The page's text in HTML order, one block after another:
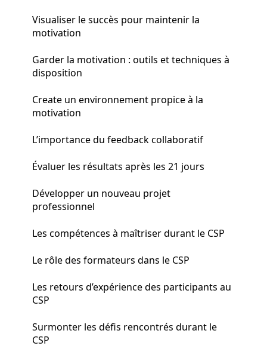
Visualiser le succès pour maintenir la
motivation
Garder la motivation : outils et techniques à
disposition
Create un environnement propice à la
motivation
L’importance du feedback collaboratif
Évaluer les résultats après les 21 jours
Développer un nouveau projet
professionnel
Les compétences à maîtriser durant le CSP
Le rôle des formateurs dans le CSP
Les retours d’expérience des participants au
CSP
Surmonter les défis rencontrés durant le
CSP